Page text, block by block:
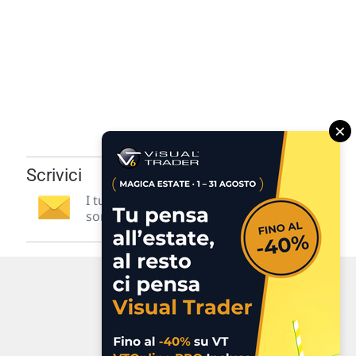
Scrivici
I tuoi suggerimenti per noi
sono preziosi e molto utili! »
×